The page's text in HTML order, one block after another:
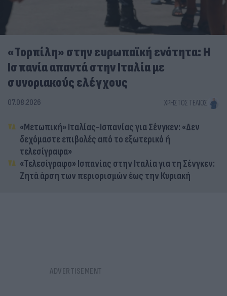
«Τορπίλη» στην ευρωπαϊκή ενότητα: Η
Ισπανία απαντά στην Ιταλία με
συνοριακούς ελέγχους
07.08.2026 ΧΡΉΣΤΟΣ ΤΈΛΙΟΣ
«Μετωπική» Ιταλίας-Ισπανίας για Σένγκεν: «Δεν
δεχόμαστε επιβολές από το εξωτερικό ή
τελεσίγραφα»
«Τελεσίγραφο» Ισπανίας στην Ιταλία για τη Σένγκεν:
Ζητά άρση των περιορισμών έως την Κυριακή